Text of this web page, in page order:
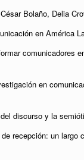
Bolaño, Delia
en América
comunicadores
en
discurso y la
recepción: un